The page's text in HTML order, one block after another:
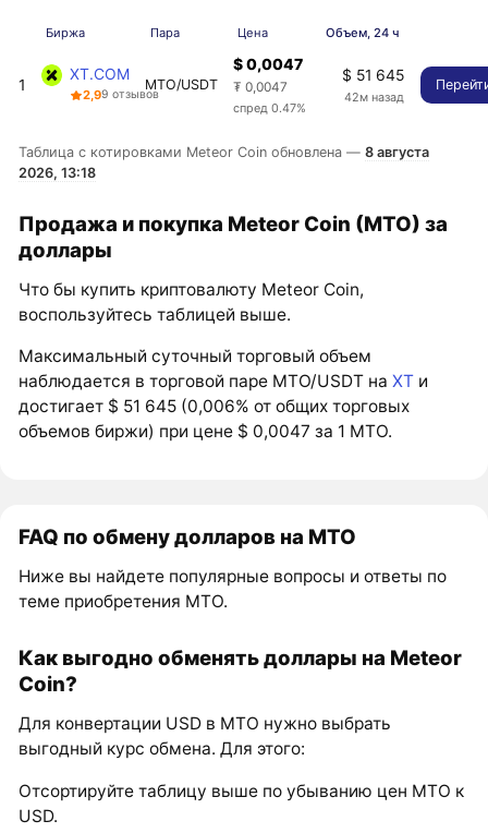
Биржа Пара Цена Объем, 24 ч
1
XT.COM
2,99 отзывов
MTO/USDT
$ 0,0047
₮ 0,0047
спред 0.47%
$ 51 645
42м назад
Таблица с котировками Meteor Coin обновлена —8 августа
2026, 13:18
Продажа и покупка Meteor Coin (MTO) за
доллары
Что бы купить криптовалюту Meteor Coin,
воспользуйтесь таблицей выше.
Максимальный суточный торговый объем
наблюдается в торговой паре MTO/USDT наXT и
достигает $ 51 645 (0,006% от общих торговых
объемов биржи) при цене $ 0,0047 за 1 MTO.
FAQ по обмену долларов на MTO
Ниже вы найдете популярные вопросы и ответы по
теме приобретения MTO.
Как выгодно обменять доллары на Meteor
Coin?
Для конвертации USD в MTO нужно выбрать
выгодный курс обмена. Для этого:
Отсортируйте таблицу выше по убыванию цен MTO к
USD.